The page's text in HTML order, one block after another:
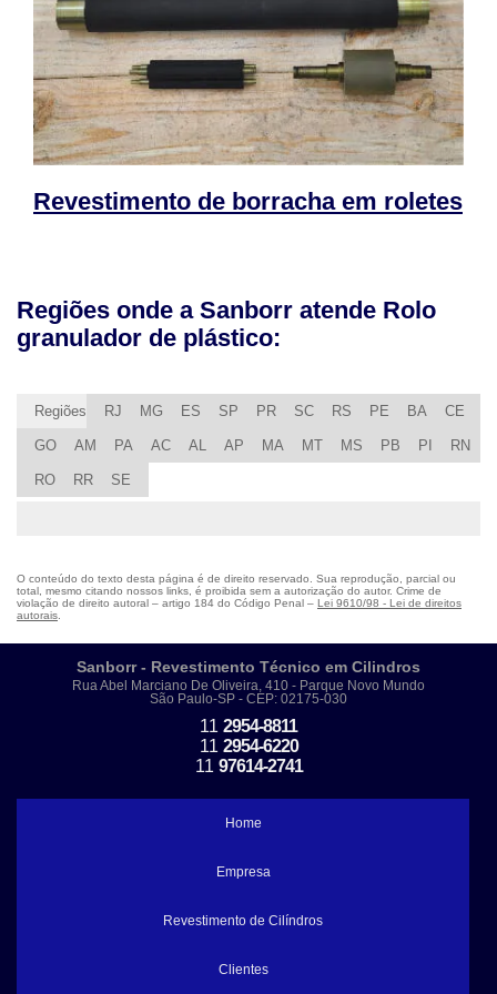
Revestimento de borracha em roletes
Regiões onde a Sanborr atende Rolo
granulador de plástico:
Regiões RJ MG ES SP PR SC RS PE BA CE
GO AM PA AC AL AP MA MT MS PB PI RN
RO RR SE
O conteúdo do texto desta página é de direito reservado. Sua reprodução, parcial ou
total, mesmo citando nossos links, é proibida sem a autorização do autor. Crime de
violação de direito autoral – artigo 184 do Código Penal – Lei 9610/98 - Lei de direitos
autorais
Sanborr - Revestimento Técnico em Cilindros
Rua Abel Marciano De Oliveira, 410 - Parque Novo Mundo
São Paulo-SP - CEP: 02175-030
11 2954-8811
11 2954-6220
11 97614-2741
Home
Empresa
Revestimento de Cilíndros
Clientes